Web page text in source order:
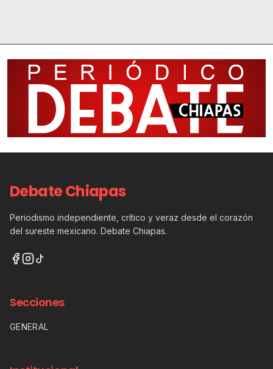
Debate Chiapas
Periodismo independiente, crítico y veraz desde el corazón
del sureste mexicano. Debate Chiapas.
Secciones
GENERAL